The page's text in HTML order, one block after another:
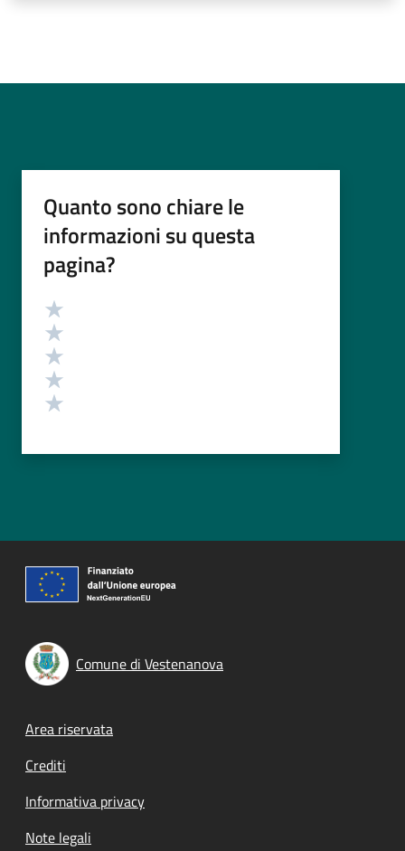
Quanto sono chiare le
informazioni su questa
pagina?
Valutazione
Comune di Vestenanova
Footer menu
Area riservata
Crediti
Informativa privacy
Note legali